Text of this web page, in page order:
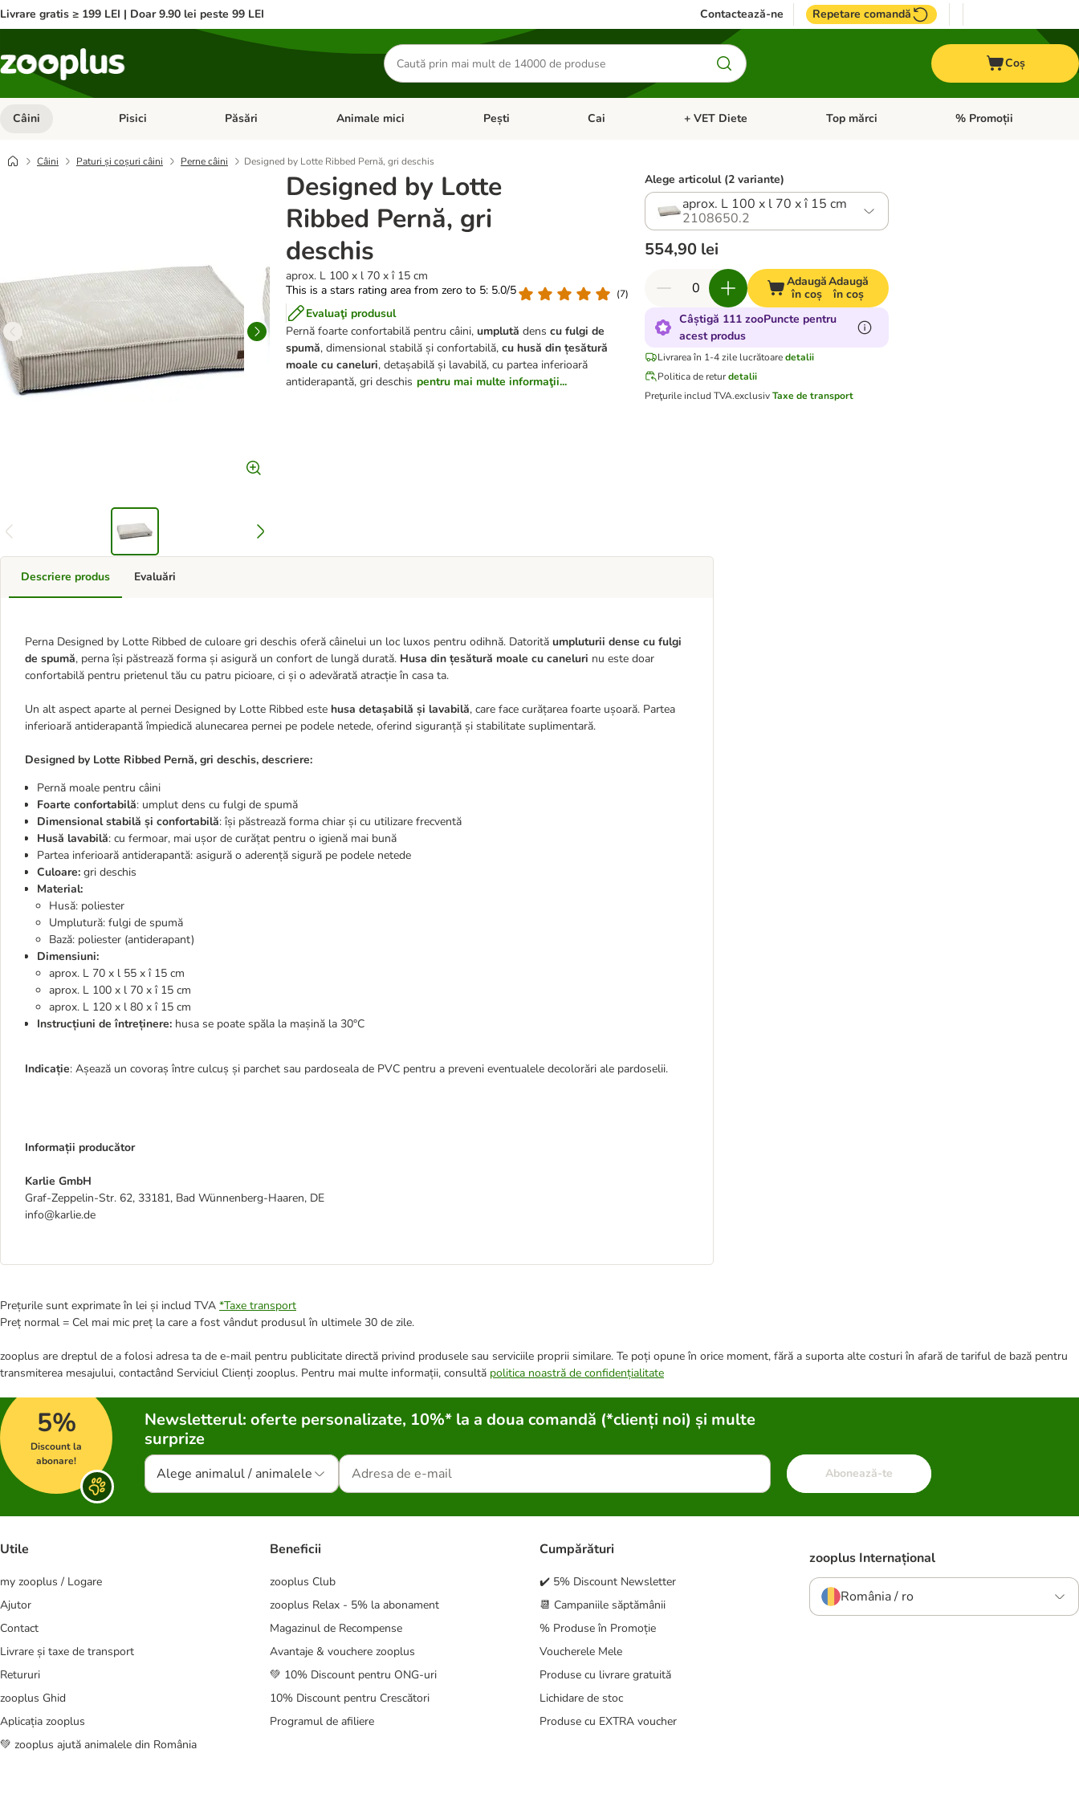
Livrare gratis ≥ 199 LEI | Doar 9.90 lei peste 99 LEI Contactează-ne Repetare comandă
Căutare
produse
Coș
Câini Deschideți meniul cu categorii: Câini
Pisici Deschideți meniul cu categorii: Pisici
Păsări Deschideți meniul cu categorii: Păsări
Animale mici Deschideți meniul cu categorii: Animale mici
Pești Deschideți meniul cu categorii: Pești
Cai Deschideți meniul cu categorii: Cai
+ VET Diete Deschideți meniul cu categorii: + VET Diete
Top mărci Deschideți meniul cu
% Promoții
Câini Paturi și coșuri câini Perne câini Designed by Lotte Ribbed Pernă, gri deschis
Designed by Lotte
Ribbed Pernă, gri
deschis
aprox. L 100 x l 70 x î 15 cm
This is a stars rating area from zero to 5: 5.0/5
(7)
Evaluaţi produsul
Pernă foarte confortabilă pentru câini, umplută dens cu fulgi de
spumă, dimensional stabilă și confortabilă, cu husă din țesătură
moale cu caneluri, detașabilă și lavabilă, cu partea inferioară
antiderapantă, gri deschis pentru mai multe informaţii...
Alege articolul (2 variante)
aprox. L 100 x l 70 x î 15 cm
2108650.2
554,90 lei
Adaugă
în coș
Adaugă
în coș
Câștigă 111 zooPuncte pentru
acest produs
Livrarea în 1-4 zile lucrătoare detalii
Politica de retur detalii
Preţurile includ TVA.exclusivTaxe de transport
Descriere produs
Perna Designed by Lotte Ribbed de culoare gri deschis oferă câinelui un loc luxos pentru odihnă. Datorită umpluturii dense cu fulgi
de spumă, perna își păstrează forma și asigură un confort de lungă durată. Husa din țesătură moale cu caneluri nu este doar
confortabilă pentru prietenul tău cu patru picioare, ci și o adevărată atracție în casa ta.
Un alt aspect aparte al pernei Designed by Lotte Ribbed este husa detașabilă și lavabilă, care face curățarea foarte ușoară. Partea
inferioară antiderapantă împiedică alunecarea pernei pe podele netede, oferind siguranță și stabilitate suplimentară.
Designed by Lotte Ribbed Pernă, gri deschis, descriere:
Pernă moale pentru câini
Foarte confortabilă: umplut dens cu fulgi de spumă
Dimensional stabilă și confortabilă: își păstrează forma chiar și cu utilizare frecventă
Husă lavabilă: cu fermoar, mai ușor de curățat pentru o igienă mai bună
Partea inferioară antiderapantă: asigură o aderență sigură pe podele netede
Culoare: gri deschis
Material:
Husă: poliester
Umplutură: fulgi de spumă
Bază: poliester (antiderapant)
Dimensiuni:
aprox. L 70 x l 55 x î 15 cm
aprox. L 100 x l 70 x î 15 cm
aprox. L 120 x l 80 x î 15 cm
Instrucțiuni de întreținere: husa se poate spăla la mașină la 30°C
Indicație: Așează un covoraș între culcuș și parchet sau pardoseala de PVC pentru a preveni eventualele decolorări ale pardoselii.
Informații producător
Karlie GmbH
Graf-Zeppelin-Str. 62, 33181, Bad Wünnenberg-Haaren, DE
info@karlie.de
Evaluări
Prețurile sunt exprimate în lei și includ TVA *Taxe transport
Preț normal = Cel mai mic preț la care a fost vândut produsul în ultimele 30 de zile.
zooplus are dreptul de a folosi adresa ta de e-mail pentru publicitate directă privind produsele sau serviciile proprii similare. Te poți opune în orice moment, fără a suporta alte costuri în afară de tariful de bază pentru
transmiterea mesajului, contactând Serviciul Clienți zooplus. Pentru mai multe informații, consultă politica noastră de confidențialitate
5%
Discount la
abonare!
Newsletterul: oferte personalizate, 10%* la a doua comandă (*clienți noi) și multe
surprize
Alege animalul / animalele Abonează-te
Utile
my zooplus / Logare
Ajutor
Contact
Livrare și taxe de transport
Retururi
zooplus Ghid
Aplicația zooplus
💚 zooplus ajută animalele din România
Beneficii
zooplus Club
zooplus Relax - 5% la abonament
Magazinul de Recompense
Avantaje & vouchere zooplus
💚 10% Discount pentru ONG-uri
10% Discount pentru Crescători
Programul de afiliere
Cumpărături
✔️ 5% Discount Newsletter
📆 Campaniile săptămânii
% Produse în Promoție
Voucherele Mele
Produse cu livrare gratuită
Lichidare de stoc
Produse cu EXTRA voucher
zooplus Internațional
România / ro